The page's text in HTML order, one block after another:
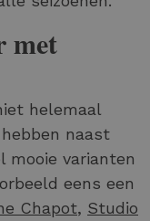
met
helemaal
naast
mooie varianten
eens een
Chapot, Studio